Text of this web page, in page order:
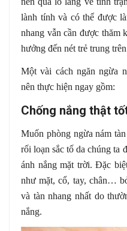
lành tính và có thể được
nhang vẫn cần được thăm
hưởng đến nét trẻ trung
Một vài cách ngăn ngừa
nên thực hiện ngay gồm:
Chống nắng thật
Muốn phòng ngừa nám
rối loạn sắc tố da chúng ta
ánh nắng mặt trời. Đặc
như mặt, cổ, tay, chân…
và tàn nhang nhất do
nắng.